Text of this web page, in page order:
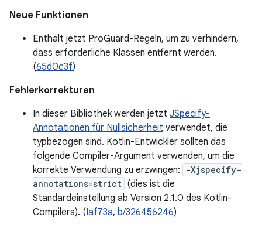
Neue Funktionen
Enthält jetzt ProGuard-Regeln, um zu verhindern,
dass erforderliche Klassen entfernt werden.
(65d0c3f)
Fehlerkorrekturen
In dieser Bibliothek werden jetzt JSpecify-
Annotationen für Nullsicherheit verwendet, die
typbezogen sind. Kotlin-Entwickler sollten das
folgende Compiler-Argument verwenden, um die
korrekte Verwendung zu erzwingen:
-Xjspecify-
annotations=strict (dies ist die
Standardeinstellung ab Version 2.1.0 des Kotlin-
Compilers). (Iaf73a, b/326456246)